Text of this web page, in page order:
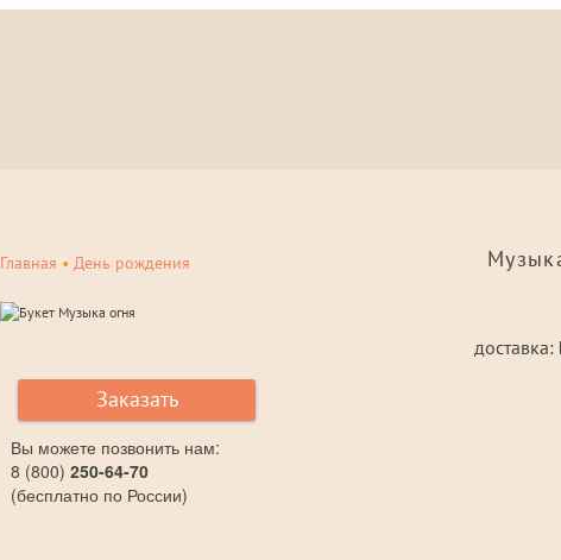
Главная •День рождения
доставка:
Заказать
Вы можете позвонить нам:
8 (800)250-64-70
(бесплатно по России)